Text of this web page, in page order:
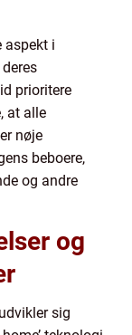
aspekt i
prioritere
at alle
nøje
beboere,
og andre
og
sig